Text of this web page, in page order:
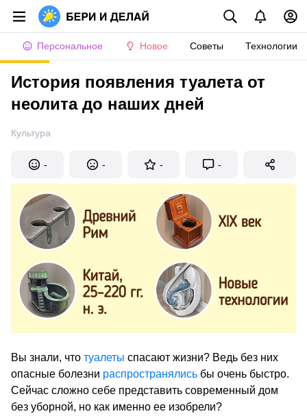
Персональное Новое Советы Технологии
История появления туалета от
неолита до наших дней
Культура
- - - -
Вы знали, что туалеты спасают жизни? Ведь без них
опасные болезни распространялись бы очень быстро.
Сейчас сложно себе представить современный дом
без уборной, но как именно ее изобрели?